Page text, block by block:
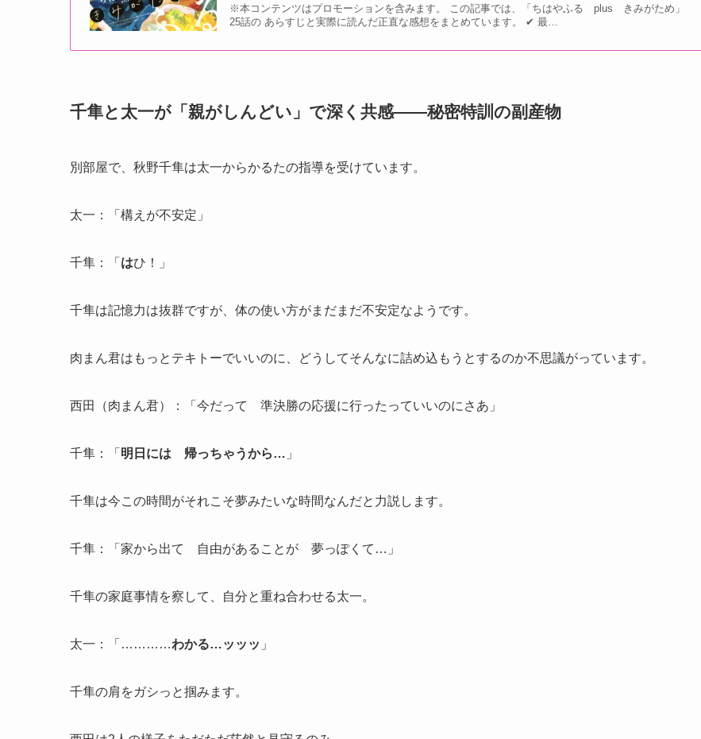
※本コンテンツはプロモーションを含みます。 この記事では、「ちはやふる plus きみがため」
25話の あらすじと実際に読んだ正直な感想をまとめています。 ✔ 最…
千隼と太一が「親がしんどい」で深く共感——秘密特訓の副産物
別部屋で、秋野千隼は太一からかるたの指導を受けています。
太一：「構えが不安定」
千隼：「 はひ！」
千隼は記憶力は抜群ですが、体の使い方がまだまだ不安定なようです。
肉まん君はもっとテキトーでいいのに、どうしてそんなに詰め込もうとするのか不思議がっています。
西田（肉まん君）：「今だって 準決勝の応援に行ったっていいのにさあ」
千隼：「 明日には 帰っちゃうから… 」
千隼は今この時間がそれこそ夢みたいな時間なんだと力説します。
千隼：「家から出て 自由があることが 夢っぽくて…」
千隼の家庭事情を察して、自分と重ね合わせる太一。
太一：「…………わかる…ッッッ 」
千隼の肩をガシっと掴みます。